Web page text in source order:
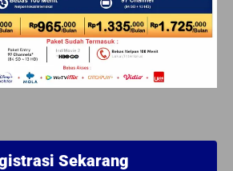
Sekarang